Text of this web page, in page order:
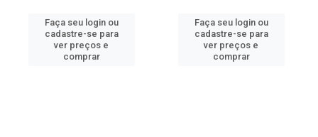
Faça seu login ou
cadastre-se para
ver preços e
comprar
Faça seu login ou
cadastre-se para
ver preços e
comprar